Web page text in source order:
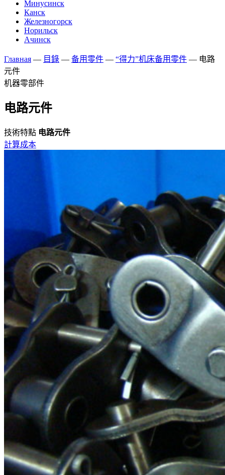
Минусинск
Канск
Железногорск
Норильск
Ачинск
Главная — 目錄 — 备用零件 — “得力”机床备用零件 — 电路
元件
机器零部件
电路元件
技術特點 电路元件
計算成本